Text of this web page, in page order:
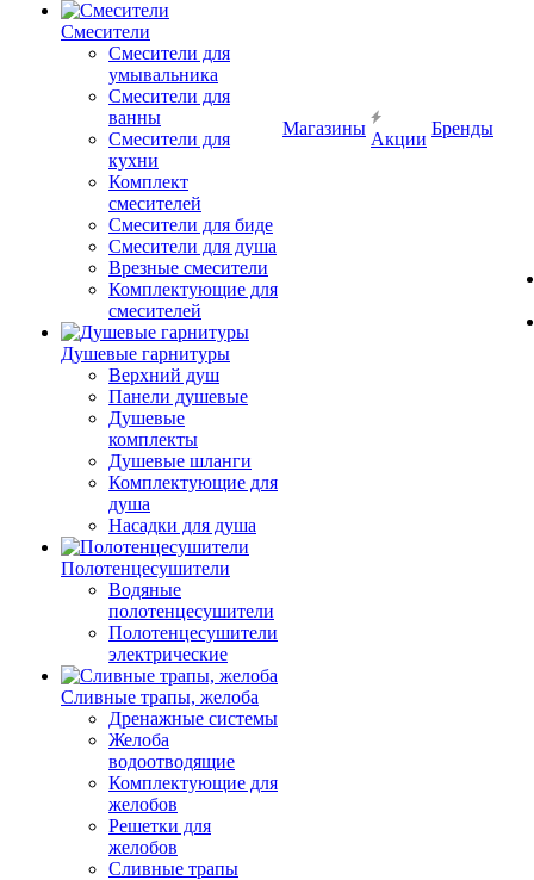
Смесители
Смесители для
умывальника
Смесители для
ванны
Смесители для
кухни
Комплект
смесителей
Смесители для биде
Смесители для душа
Врезные смесители
Комплектующие для
смесителей
Душевые гарнитуры
Верхний душ
Панели душевые
Душевые
комплекты
Душевые шланги
Комплектующие для
душа
Насадки для душа
Полотенцесушители
Водяные
полотенцесушители
Полотенцесушители
электрические
Сливные трапы, желоба
Дренажные системы
Желоба
водоотводящие
Комплектующие для
желобов
Решетки для
желобов
Сливные трапы
Магазины
Акции
Бренды